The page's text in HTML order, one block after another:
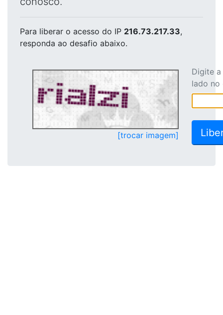
Para liberar o acesso do IP 216.73.217.33,
responda ao desafio abaixo.
[trocar imagem]
Digite
lado no